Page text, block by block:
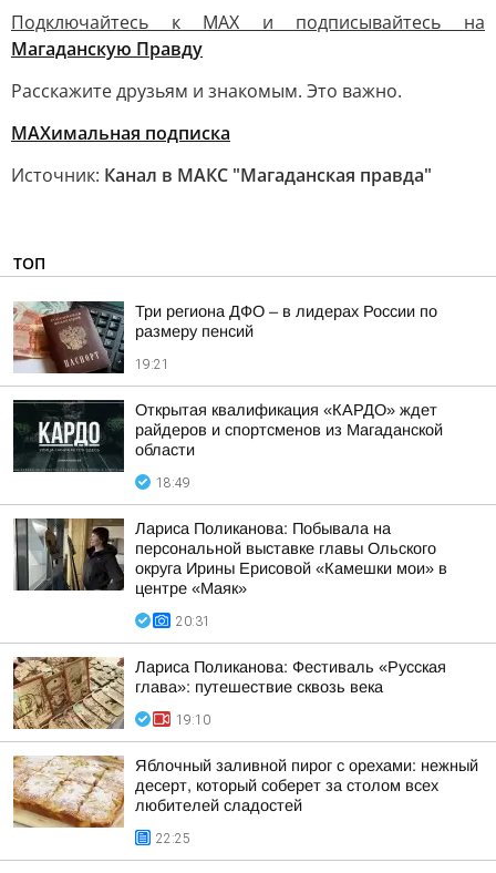
Подключайтесь к MAX и подписывайтесь на
Магаданскую Правду
Расскажите друзьям и знакомым. Это важно.
МАХимальная подписка
Источник: Канал в МАКС "Магаданская правда"
ТОП
Три региона ДФО – в лидерах России по
размеру пенсий
19:21
Открытая квалификация «КАРДО» ждет
райдеров и спортсменов из Магаданской
области
18:49
Лариса Поликанова: Побывала на
персональной выставке главы Ольского
округа Ирины Ерисовой «Камешки мои» в
центре «Маяк»
20:31
Лариса Поликанова: Фестиваль «Русская
глава»: путешествие сквозь века
19:10
Яблочный заливной пирог с орехами: нежный
десерт, который соберет за столом всех
любителей сладостей
22:25